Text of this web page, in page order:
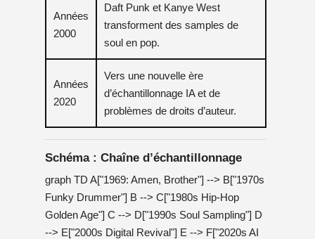
Années
2000
Daft Punk et Kanye West
transforment des samples de
soul en pop.
Années
2020
Vers une nouvelle ère
d’échantillonnage IA et de
problèmes de droits d’auteur.
Schéma : Chaîne d’échantillonnage
graph TD A["1969: Amen, Brother"] --> B["1970s
Funky Drummer"] B --> C["1980s Hip-Hop
Golden Age"] C --> D["1990s Soul Sampling"] D
--> E["2000s Digital Revival"] E --> F["2020s AI